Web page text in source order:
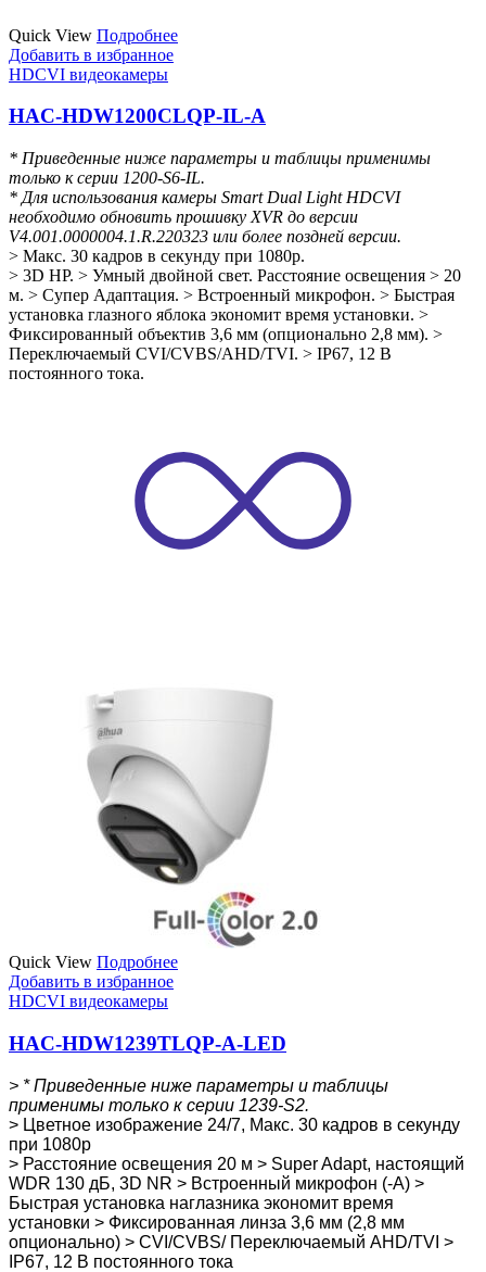
Quick View Подробнее
Добавить в избранное
HDCVI видеокамеры
HAC-HDW1200CLQP-IL-A
* Приведенные ниже параметры и таблицы применимы
только к серии 1200-S6-IL.
* Для использования камеры Smart Dual Light HDCVI
необходимо обновить прошивку XVR до версии
V4.001.0000004.1.R.220323 или более поздней версии.
> Макс. 30 кадров в секунду при 1080p.
> 3D НР. > Умный двойной свет. Расстояние освещения > 20
м. > Супер Адаптация. > Встроенный микрофон. > Быстрая
установка глазного яблока экономит время установки. >
Фиксированный объектив 3,6 мм (опционально 2,8 мм). >
Переключаемый CVI/CVBS/AHD/TVI. > IP67, 12 В
постоянного тока.
Quick View Подробнее
Добавить в избранное
HDCVI видеокамеры
HAC-HDW1239TLQP-A-LED
> * Приведенные ниже параметры и таблицы
применимы только к серии 1239-S2.
> Цветное изображение 24/7, Макс. 30 кадров в секунду
при 1080p
> Расстояние освещения 20 м > Super Adapt, настоящий
WDR 130 дБ, 3D NR > Встроенный микрофон (-A) >
Быстрая установка наглазника экономит время
установки > Фиксированная линза 3,6 мм (2,8 мм
опционально) > CVI/CVBS/ Переключаемый AHD/TVI >
IP67, 12 В постоянного тока